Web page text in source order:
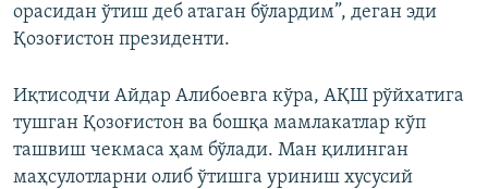
орасидан ўтиш деб атаган бўлардим”, деган эди
Қозоғистон президенти.
Иқтисодчи Айдар Алибоевга кўра, АҚШ рўйхатига
тушган Қозоғистон ва бошқа мамлакатлар кўп
ташвиш чекмаса ҳам бўлади. Ман қилинган
маҳсулотларни олиб ўтишга уриниш хусусий